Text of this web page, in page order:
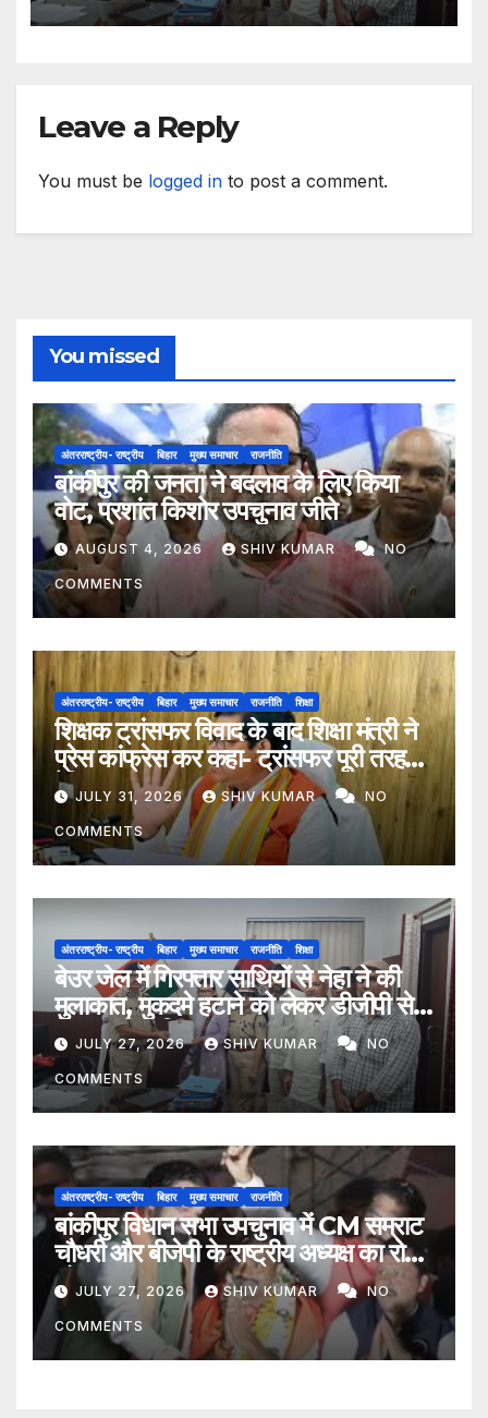
Leave a Reply
You must be logged in to post a comment.
You missed
अंतरराष्ट्रीय- राष्ट्रीय बिहार मुख्य समाचार राजनीति
बांकीपुर की जनता ने बदलाव के लिए किया
वोट, प्रशांत किशोर उपचुनाव जीते
AUGUST 4, 2026 SHIV KUMAR NO
COMMENTS
अंतरराष्ट्रीय- राष्ट्रीय बिहार मुख्य समाचार राजनीति शिक्षा
शिक्षक ट्रांसफर विवाद के बाद शिक्षा मंत्री ने
प्रेस कांफ्रेस कर कहा- ट्रांसफर पूरी तरह
ऐच्छिक
JULY 31, 2026 SHIV KUMAR NO
COMMENTS
अंतरराष्ट्रीय- राष्ट्रीय बिहार मुख्य समाचार राजनीति शिक्षा
बेउर जेल में गिरफ्तार साथियों से नेहा ने की
मुलाकात, मुकदमे हटाने को लेकर डीजीपी से
मिला प्रतिनिधिमंडल
JULY 27, 2026 SHIV KUMAR NO
COMMENTS
अंतरराष्ट्रीय- राष्ट्रीय बिहार मुख्य समाचार राजनीति
बांकीपुर विधान सभा उपचुनाव में CM सम्राट
चौधरी और बीजेपी के राष्ट्रीय अध्यक्ष का रोड
शोJULY 27, 2026 SHIV KUMAR NO
COMMENTS